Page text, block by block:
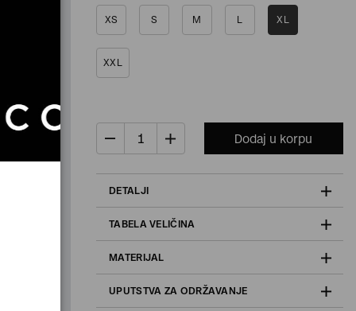
XS S M L XL
XXL
Dodaj u korpu
DETALJI
TABELA VELIČINA
MATERIJAL
UPUTSTVA ZA ODRŽAVANJE